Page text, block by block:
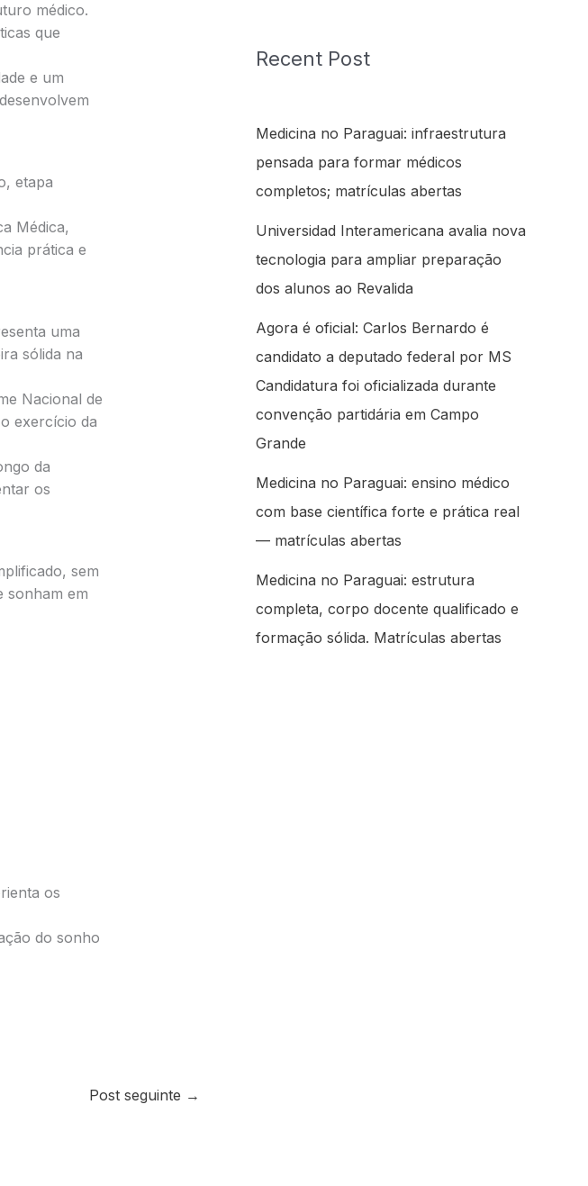
médico.
que
e um
etapa
Médica,
prática e
uma
sólida na
Nacional de
exercício da
da
os
sem
sonham em
os
do sonho
Post seguinte →
Recent Post
Medicina no Paraguai: infraestrutura
pensada para formar médicos
completos; matrículas abertas
Universidad Interamericana avalia nova
tecnologia para ampliar preparação
dos alunos ao Revalida
Agora é oficial: Carlos Bernardo é
candidato a deputado federal por MS
Candidatura foi oficializada durante
convenção partidária em Campo
Grande
Medicina no Paraguai: ensino médico
com base científica forte e prática real
— matrículas abertas
Medicina no Paraguai: estrutura
completa, corpo docente qualificado e
formação sólida. Matrículas abertas